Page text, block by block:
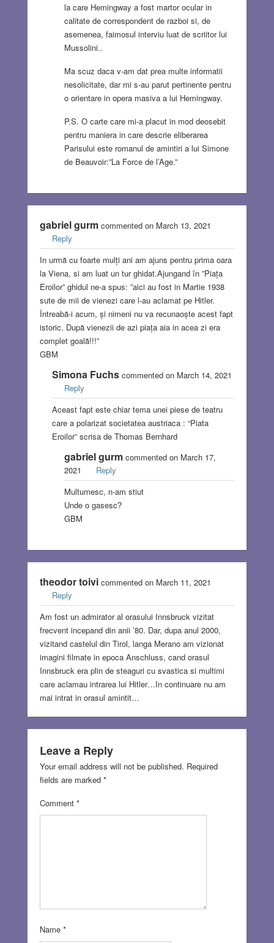
la care Hemingway a fost martor ocular in
calitate de correspondent de razboi si, de
asemenea, faimosul interviu luat de scriitor lui
Mussolini..
Ma scuz daca v-am dat prea multe informatii
nesolicitate, dar mi s-au parut pertinente pentru
o orientare in opera masiva a lui Hemingway.
P.S. O carte care mi-a placut in mod deosebit
pentru maniera in care descrie eliberarea
Parisului este romanul de amintiri a lui Simone
de Beauvoir:”La Force de l’Age.”
gabriel gurmcommented on March 13, 2021
Reply
In urmă cu foarte mulți ani am ajuns pentru prima oara
la Viena, si am luat un tur ghidat.Ajungand în ”Piața
Eroilor” ghidul ne-a spus: ”aici au fost in Martie 1938
sute de mii de vienezi care l-au aclamat pe Hitler.
Întreabă-i acum, și nimeni nu va recunaoște acest fapt
istoric. După vienezii de azi piața aia in acea zi era
complet goală!!!”
GBM
Simona Fuchscommented on March 14, 2021
Reply
Aceast fapt este chiar tema unei piese de teatru
care a polarizat societatea austriaca : “Piata
Eroilor” scrisa de Thomas Bernhard
gabriel gurmcommented on March 17,
2021
Reply
Multumesc, n-am stiut
Unde o gasesc?
GBM
theodor toivicommented on March 11, 2021
Reply
Am fost un admirator al orasului Innsbruck vizitat
frecvent incepand din anii ’80. Dar, dupa anul 2000,
vizitand castelul din Tirol, langa Merano am vizionat
imagini filmate in epoca Anschluss, cand orasul
Innsbruck era plin de steaguri cu svastica si multimi
care aclamau intrarea lui Hitler…In continuare nu am
mai intrat in orasul amintit…
Leave a Reply
Your email address will not be published. Required
fields are marked *
Comment *
Name *